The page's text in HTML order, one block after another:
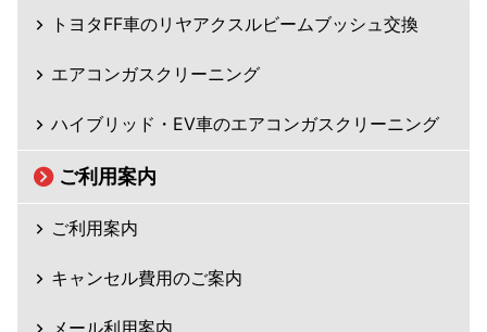
トヨタFF車のリヤアクスルビームブッシュ交換
エアコンガスクリーニング
ハイブリッド・EV車のエアコンガスクリーニング
ご利用案内
ご利用案内
キャンセル費用のご案内
メール利用案内